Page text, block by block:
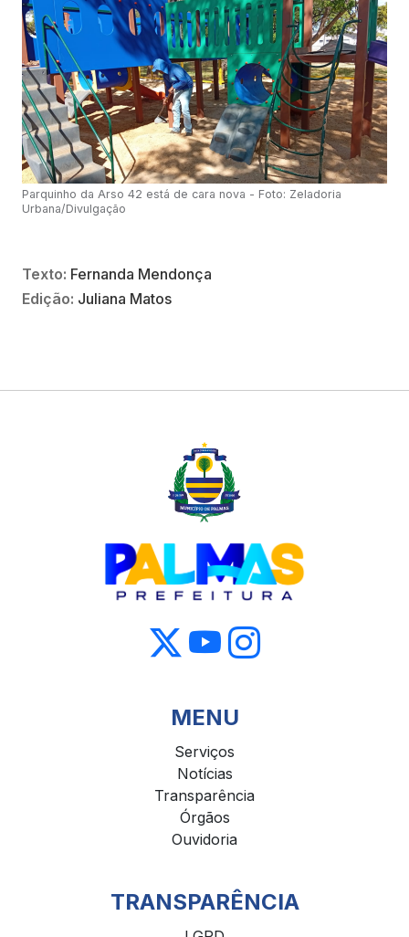
Parquinho da Arso 42 está de cara nova - Foto: Zeladoria
Urbana/Divulgação
Texto: Fernanda Mendonça
Edição: Juliana Matos
MENU
Serviços
Notícias
Transparência
Órgãos
Ouvidoria
TRANSPARÊNCIA